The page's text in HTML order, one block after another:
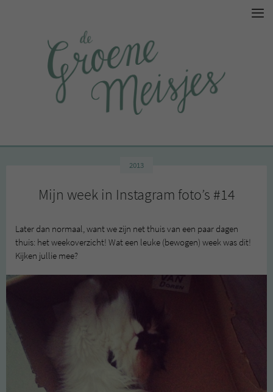
2013
Mijn week in Instagram foto’s #14
Later dan normaal, want we zijn net thuis van een paar dagen
thuis: het weekoverzicht! Wat een leuke (bewogen) week was dit!
Kijken jullie mee?